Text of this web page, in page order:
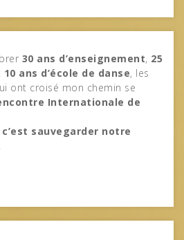
30 ans d’enseignement, 25
10 ans d’école de danse, les
ont croisé mon chemin se
Internationale de
c’est sauvegarder notre